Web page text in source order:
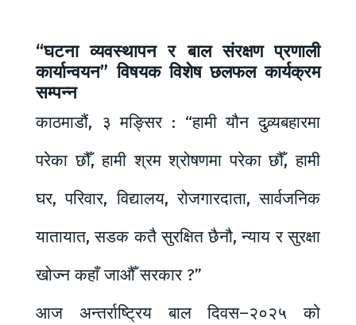
“घटना व्यवस्थापन र बाल संरक्षण प्रणाली
कार्यान्वयन” विषयक विशेष छलफल कार्यक्रम
सम्पन्न
काठमाडौं, ३ मङ्सिर : “हामी यौन दुव्र्यबहारमा
परेका छौँ, हामी श्रम श्रोषणमा परेका छौँ, हामी
घर, परिवार, विद्यालय, रोजगारदाता, सार्वजनिक
यातायात, सडक कतै सुरक्षित छैनौ, न्याय र सुरक्षा
खोज्न कहाँ जाऔँ सरकार ?”
आज अन्तर्राष्ट्रिय बाल दिवस–२०२५ को